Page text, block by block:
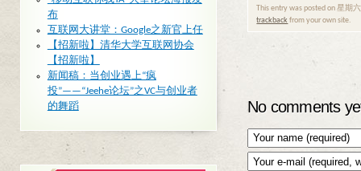
This entry was posted on 星期
trackback from your own site.
No comments
布
互联网大讲堂：Google之新官上任
【招新啦】清华大学互联网协会
【招新啦】
新闻稿：当创业遇上“疯
投”——“Jeehe论坛”之VC与创业者
的舞蹈